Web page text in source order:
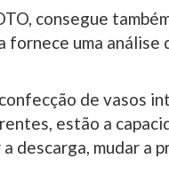
consegue
fornece uma análise
de vasos
estão a
descarga, mudar a